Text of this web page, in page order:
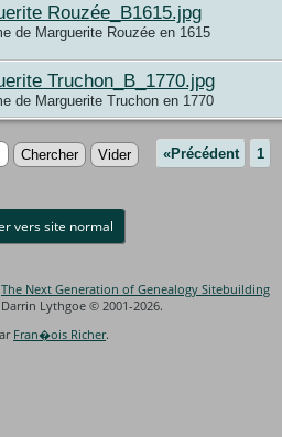
Rouzée_B1615.jpg
de Marguerite Rouzée en 1615
Truchon_B_1770.jpg
de Marguerite Truchon en 1770
«Précédent
1
vers site normal
The Next Generation of Genealogy Sitebuilding
Lythgoe © 2001-2026.
Fran�ois Richer.